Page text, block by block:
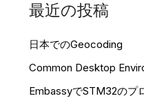
最近の投稿
日本でのGeocoding
Common Desktop
EmbassyでSTM32のプ